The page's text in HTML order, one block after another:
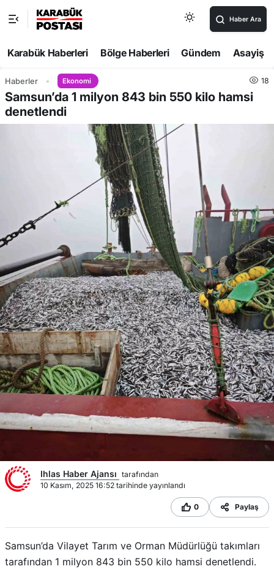
Haber Ara
Karabük Haberleri Bölge Haberleri Gündem Asayiş
Haberler Ekonomi 18
Samsun’da 1 milyon 843 bin 550 kilo hamsi
denetlendi
Ihlas Haber Ajansı tarafından
10 Kasım, 2025 16:52 tarihinde yayınlandı
0 Paylaş
Samsun’da Vilayet Tarım ve Orman Müdürlüğü takımları
tarafından 1 milyon 843 bin 550 kilo hamsi denetlendi.